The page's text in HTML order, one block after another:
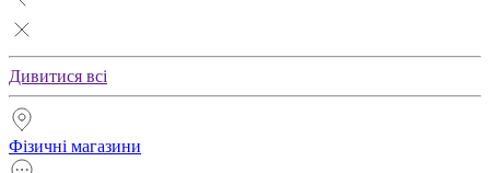
Дивитися всі
Фізичні магазини